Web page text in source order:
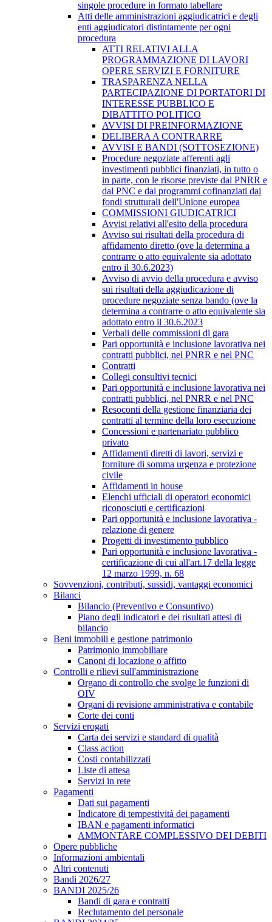
singole procedure in formato tabellare
Atti delle amministrazioni aggiudicatrici e degli
enti aggiudicatori distintamente per ogni
procedura
ATTI RELATIVI ALLA
PROGRAMMAZIONE DI LAVORI
OPERE SERVIZI E FORNITURE
TRASPARENZA NELLA
PARTECIPAZIONE DI PORTATORI DI
INTERESSE PUBBLICO E
DIBATTITO POLITICO
AVVISI DI PREINFORMAZIONE
DELIBERA A CONTRARRE
AVVISI E BANDI (SOTTOSEZIONE)
Procedure negoziate afferenti agli
investimenti pubblici finanziati, in tutto o
in parte, con le risorse previste dal PNRR e
dal PNC e dai programmi cofinanziati dai
fondi strutturali dell'Unione europea
COMMISSIONI GIUDICATRICI
Avvisi relativi all'esito della procedura
Avviso sui risultati della procedura di
affidamento diretto (ove la determina a
contrarre o atto equivalente sia adottato
entro il 30.6.2023)
Avviso di avvio della procedura e avviso
sui risultati della aggiudicazione di
procedure negoziate senza bando (ove la
determina a contrarre o atto equivalente sia
adottato entro il 30.6.2023
Verbali delle commissioni di gara
Pari opportunità e inclusione lavorativa nei
contratti pubblici, nel PNRR e nel PNC
Contratti
Collegi consultivi tecnici
Pari opportunità e inclusione lavorativa nei
contratti pubblici, nel PNRR e nel PNC
Resoconti della gestione finanziaria dei
contratti al termine della loro esecuzione
Concessioni e partenariato pubblico
privato
Affidamenti diretti di lavori, servizi e
forniture di somma urgenza e protezione
civile
Affidamenti in house
Elenchi ufficiali di operatori economici
riconosciuti e certificazioni
Pari opportunità e inclusione lavorativa -
relazione di genere
Progetti di investimento pubblico
Pari opportunità e inclusione lavorativa -
certificazione di cui all'art.17 della legge
12 marzo 1999, n. 68
Sovvenzioni, contributi, sussidi, vantaggi economici
Bilanci
Bilancio (Preventivo e Consuntivo)
Piano degli indicatori e dei risultati attesi di
bilancio
Beni immobili e gestione patrimonio
Patrimonio immobiliare
Canoni di locazione o affitto
Controlli e rilievi sull'amministrazione
Organo di controllo che svolge le funzioni di
OIV
Organi di revisione amministrativa e contabile
Corte dei conti
Servizi erogati
Carta dei servizi e standard di qualità
Class action
Costi contabilizzati
Liste di attesa
Servizi in rete
Pagamenti
Dati sui pagamenti
Indicatore di tempestività dei pagamenti
IBAN e pagamenti informatici
AMMONTARE COMPLESSIVO DEI DEBITI
Opere pubbliche
Informazioni ambientali
Altri contenuti
Bandi 2026/27
BANDI 2025/26
Bandi di gara e contratti
Reclutamento del personale